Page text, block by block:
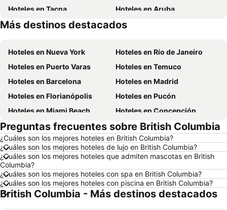
Hoteles en Tacna
Hoteles en Aruba
Hoteles en Brasil
Hoteles en Curazao
Más destinos destacados
Hoteles en Nueva York
Hoteles en Río de Janeiro
Hoteles en Puerto Varas
Hoteles en Temuco
Hoteles en Barcelona
Hoteles en Madrid
Hoteles en Florianópolis
Hoteles en Pucón
Hoteles en Miami Beach
Hoteles en Concepción
Hoteles en Roma
Hoteles en La Serena
Hoteles en Puerto Montt
Hoteles en Lima
Hoteles en Valdivia
Hoteles en San Andrés
Hoteles en Búzios
Hoteles en Chillán
Hoteles en Arica
Hoteles en Río de Janeiro
Hoteles en Chile
Hoteles en Región Metropolitana de Santiago
Preguntas frecuentes sobre British Columbia
¿Cuáles son los mejores hoteles en British Columbia?
¿Cuáles son los mejores hoteles de lujo en British Columbia?
¿Cuáles son los mejores hoteles que admiten mascotas en British
Columbia?
¿Cuáles son los mejores hoteles con spa en British Columbia?
¿Cuáles son los mejores hoteles con piscina en British Columbia?
British Columbia - Más destinos destacados